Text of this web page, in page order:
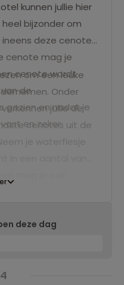
kunnen jullie hier
bijzonder om
deze cenote
cenote mag je
cenote wordt
de
gezien en nadat je
en zeker
om een leuke
Onder
jullie de
cenotes uit de
deze dag